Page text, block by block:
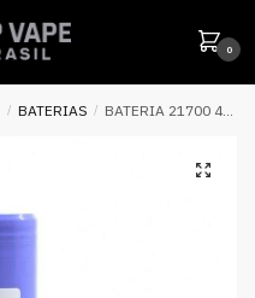
0
/ BATERIAS / BATERIA 21700 4000MAH 3.7V 40T – SAMSUNG